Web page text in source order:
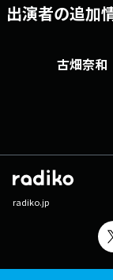
出演者の追加
古畑奈和
radiko.jp